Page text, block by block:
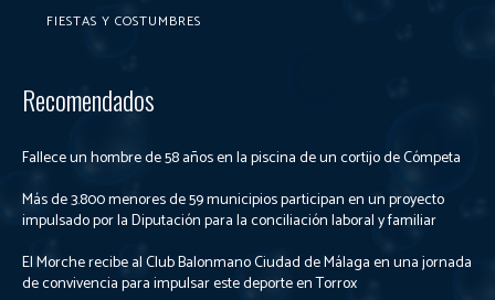
FIESTAS Y COSTUMBRES
Recomendados
Fallece un hombre de 58 años en la piscina de un cortijo de Cómpeta
Más de 3.800 menores de 59 municipios participan en un proyecto
impulsado por la Diputación para la conciliación laboral y familiar
El Morche recibe al Club Balonmano Ciudad de Málaga en una jornada
de convivencia para impulsar este deporte en Torrox